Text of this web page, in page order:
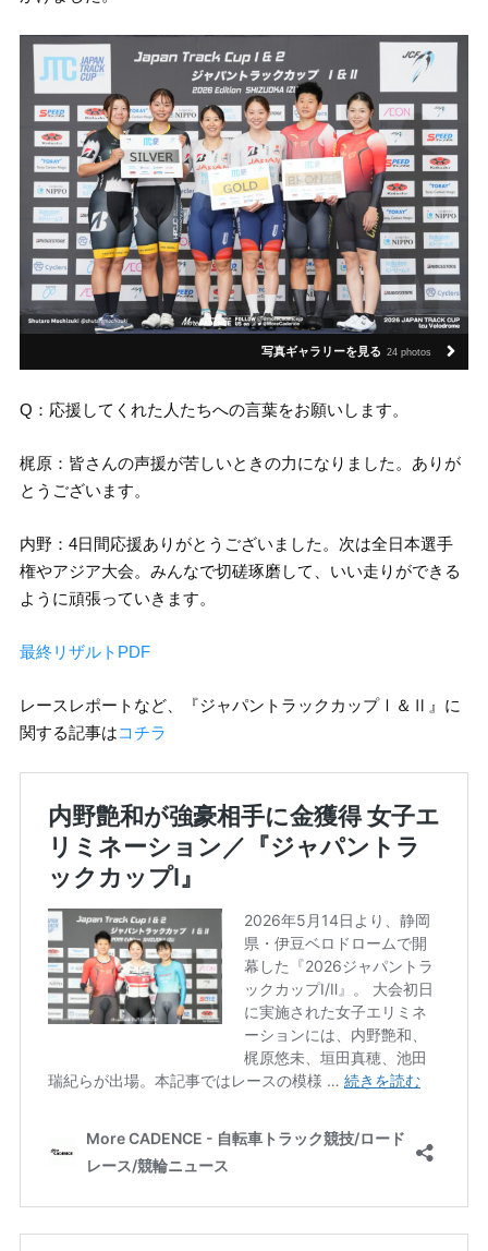
写真ギャラリーを見る 24 photos
Q：応援してくれた人たちへの言葉をお願いします。
梶原：皆さんの声援が苦しいときの力になりました。ありが
とうございます。
内野：4日間応援ありがとうございました。次は全日本選手
権やアジア大会。みんなで切磋琢磨して、いい走りができる
ように頑張っていきます。
最終リザルトPDF
レースレポートなど、『ジャパントラックカップⅠ＆Ⅱ』に
関する記事はコチラ